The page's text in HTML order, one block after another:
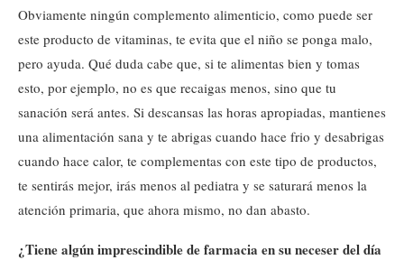
Obviamente ningún complemento alimenticio, como puede ser
este producto de vitaminas, te evita que el niño se ponga malo,
pero ayuda. Qué duda cabe que, si te alimentas bien y tomas
esto, por ejemplo, no es que recaigas menos, sino que tu
sanación será antes. Si descansas las horas apropiadas, mantienes
una alimentación sana y te abrigas cuando hace frio y desabrigas
cuando hace calor, te complementas con este tipo de productos,
te sentirás mejor, irás menos al pediatra y se saturará menos la
atención primaria, que ahora mismo, no dan abasto.
¿Tiene algún imprescindible de farmacia en su neceser del día